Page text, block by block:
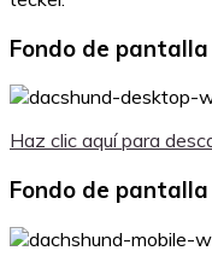
Fondo de
Haz clic aquí para
Fondo de